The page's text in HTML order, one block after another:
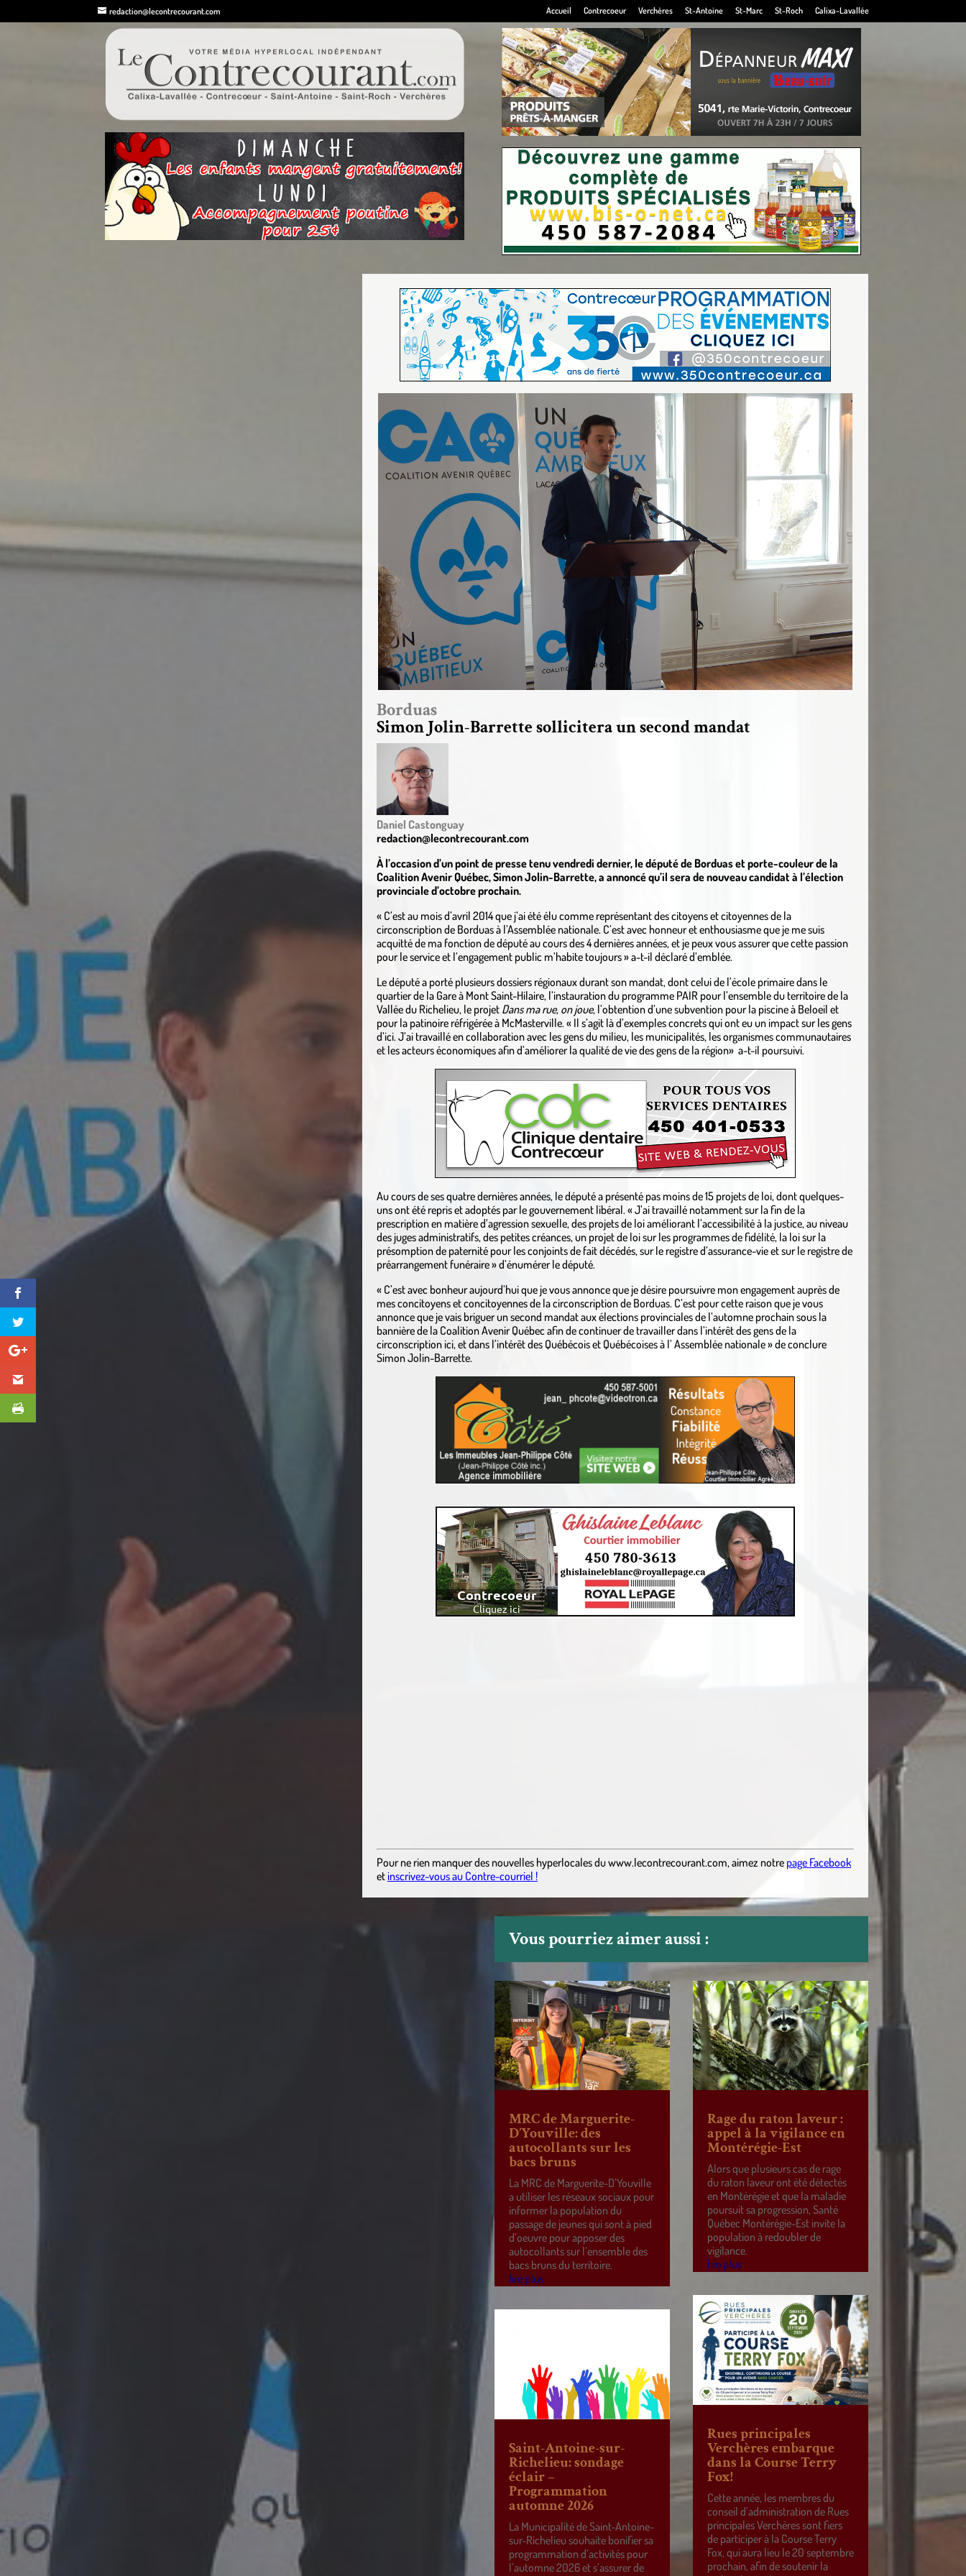
redaction@lecontrecourant.com Accueil Contrecoeur Verchères St-Antoine St-Marc St-Roch Calixa-Lavallée
Borduas
Simon Jolin-Barrette sollicitera un second mandat
Daniel Castonguay
redaction@lecontrecourant.com
À l’occasion d’un point de presse tenu vendredi dernier, le député de Borduas et porte-couleur de la
Coalition Avenir Québec, Simon Jolin-Barrette, a annoncé qu’il sera de nouveau candidat à l’élection
provinciale d’octobre prochain.
« C’est au mois d’avril 2014 que j’ai été élu comme représentant des citoyens et citoyennes de la
circonscription de Borduas à l’Assemblée nationale. C’est avec honneur et enthousiasme que je me suis
acquitté de ma fonction de député au cours des 4 dernières années, et je peux vous assurer que cette passion
pour le service et l’engagement public m’habite toujours » a-t-il déclaré d’emblée.
Le député a porté plusieurs dossiers régionaux durant son mandat, dont celui de l’école primaire dans le
quartier de la Gare à Mont Saint-Hilaire, l’instauration du programme PAIR pour l’ensemble du territoire de la
Vallée du Richelieu, le projet Dans ma rue, on joue, l’obtention d’une subvention pour la piscine à Beloeil et
pour la patinoire réfrigérée à McMasterville. « Il s’agit là d’exemples concrets qui ont eu un impact sur les gens
d’ici. J’ai travaillé en collaboration avec les gens du milieu, les municipalités, les organismes communautaires
et les acteurs économiques afin d’améliorer la qualité de vie des gens de la région» a-t-il poursuivi.
Au cours de ses quatre dernières années, le député a présenté pas moins de 15 projets de loi, dont quelques-
uns ont été repris et adoptés par le gouvernement libéral. « J’ai travaillé notamment sur la fin de la
prescription en matière d’agression sexuelle, des projets de loi améliorant l’accessibilité à la justice, au niveau
des juges administratifs, des petites créances, un projet de loi sur les programmes de fidélité, la loi sur la
présomption de paternité pour les conjoints de fait décédés, sur le registre d’assurance-vie et sur le registre de
préarrangement funéraire » d’énumérer le député.
« C’est avec bonheur aujourd’hui que je vous annonce que je désire poursuivre mon engagement auprès de
mes concitoyens et concitoyennes de la circonscription de Borduas. C’est pour cette raison que je vous
annonce que je vais briguer un second mandat aux élections provinciales de l’automne prochain sous la
bannière de la Coalition Avenir Québec afin de continuer de travailler dans l’intérêt des gens de la
circonscription ici, et dans l’intérêt des Québécois et Québécoises à l’ Assemblée nationale » de conclure
Simon Jolin-Barrette.
Pour ne rien manquer des nouvelles hyperlocalesduwww.lecontrecourant.com, aimez notre page Facebook
etinscrivez-vous au Contre-courriel !
Vous pourriez aimer aussi :
MRC de Marguerite-
D’Youville: des
autocollants sur les
bacs bruns
La MRC de Marguerite-D’Youville
a utiliser les réseaux sociaux pour
informer la population du
passage de jeunes qui sont à pied
d’oeuvre pour apposer des
autocollants sur l’ensemble des
bacs bruns du territoire.
lire plus
Saint-Antoine-sur-
Richelieu: sondage
éclair –
Programmation
automne 2026
La Municipalité de Saint-Antoine-
sur-Richelieu souhaite bonifier sa
programmation d’activités pour
l’automne 2026 et s’assurer de
Rage du raton laveur :
appel à la vigilance en
Montérégie-Est
Alors que plusieurs cas de rage
du raton laveur ont été détectés
en Montérégie et que la maladie
poursuit sa progression, Santé
Québec Montérégie-Est invite la
population à redoubler de
vigilance.
lire plus
Rues principales
Verchères embarque
dans la Course Terry
Fox!
Cette année, les membres du
conseil d’administration de Rues
principales Verchères sont fiers
de participer à la Course Terry
Fox, qui aura lieu le 20 septembre
prochain, afin de soutenir la